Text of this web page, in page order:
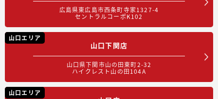
広島県東広島市西条町寺家1327-4
セントラルコーポK102
山口エリア
山口下関店
山口県下関市山の田東町2-32
ハイクレスト山の田104A
山口エリア